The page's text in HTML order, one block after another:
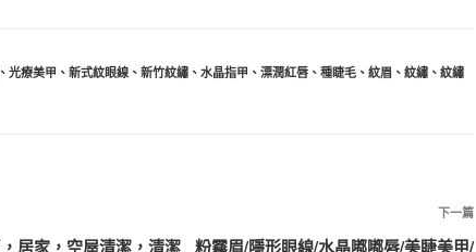
、 光療美甲 、 新式紋眼線、 新竹紋繡、 水晶指甲 、 漂潤紅唇、 種睫毛、 紋眉 、 紋繡、 紋繡
居家，空屋清潔，清潔
下一篇
粉霧眉/隱形眼線/水晶嘟嘟唇/美睫美甲/